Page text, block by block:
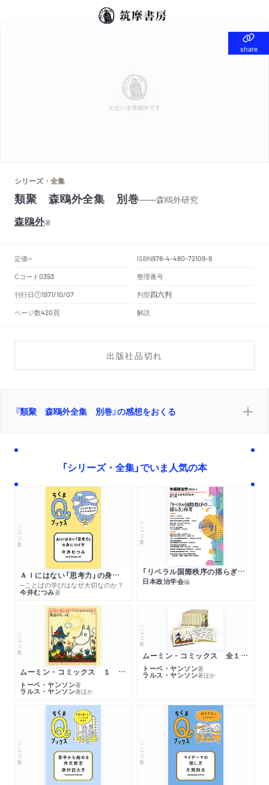
share
share
シリーズ・全集
類聚 森鴎外全集 別巻——森鴎外研究
森鴎外著
定価-- ISBN978-4-480-72109-9
Cコード0393
整理番号
刊行日
1971/10/07 判型四六判
ページ数420頁 解説
出版社品切れ
『類聚 森鴎外全集 別巻』の感想をおくる
「シリーズ・全集」でいま人気の本
シリーズ・全集
ＡＩにはない「思考力」の身につけ方
─ことばの学びはなぜ大切なのか？
今井むつみ著
シリーズ・全集
「リベラル国際秩序の揺らぎ」再考 年報政治学２０２６‐Ⅰ
日本政治学会編
シリーズ・全集
ムーミン・コミックス １ 黄金のしっぽ
トーベ・ヤンソン著
ラルス・ヤンソン著ほか
シリーズ・全集
ムーミン・コミックス 全１４巻セット
トーベ・ヤンソン著
ラルス・ヤンソン著ほか
シリーズ・全集 シリーズ・全集